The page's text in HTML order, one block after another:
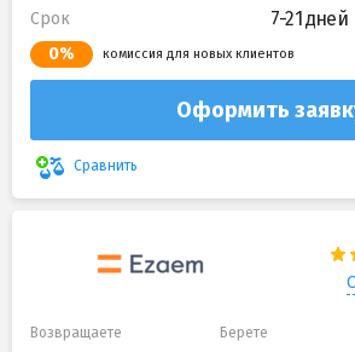
Срок 7-21 дней
0% комиссия для новых клиентов
Оформить
Сравнить
Возвращаете Берете